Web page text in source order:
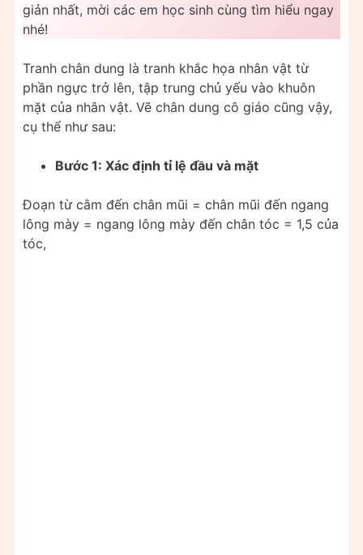
giản nhất, mời các em học sinh cùng tìm hiểu ngay
nhé!
Tranh chân dung là tranh khắc họa nhân vật từ
phần ngực trở lên, tập trung chủ yếu vào khuôn
mặt của nhân vật. Vẽ chân dung cô giáo cũng vậy,
cụ thể như sau:
Bước 1: Xác định tỉ lệ đầu và mặt
Đoạn từ cằm đến chân mũi = chân mũi đến ngang
lông mày = ngang lông mày đến chân tóc = 1,5 của
tóc,